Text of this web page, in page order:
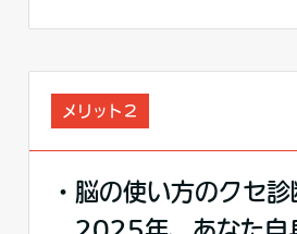
メリット２
・脳の使い方のクセ